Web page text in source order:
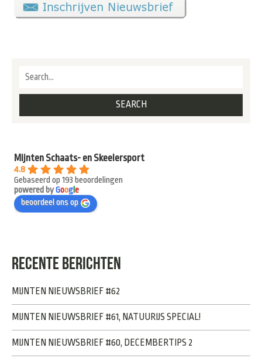
Mijnten Schaats- en Skeelersport
4.8
Gebaseerd op 193 beoordelingen
powered byGoogle
beoordeel ons op
RECENTE BERICHTEN
MIJNTEN NIEUWSBRIEF #62
MIJNTEN NIEUWSBRIEF #61, NATUURIJS SPECIAL!
MIJNTEN NIEUWSBRIEF #60, DECEMBERTIPS 2